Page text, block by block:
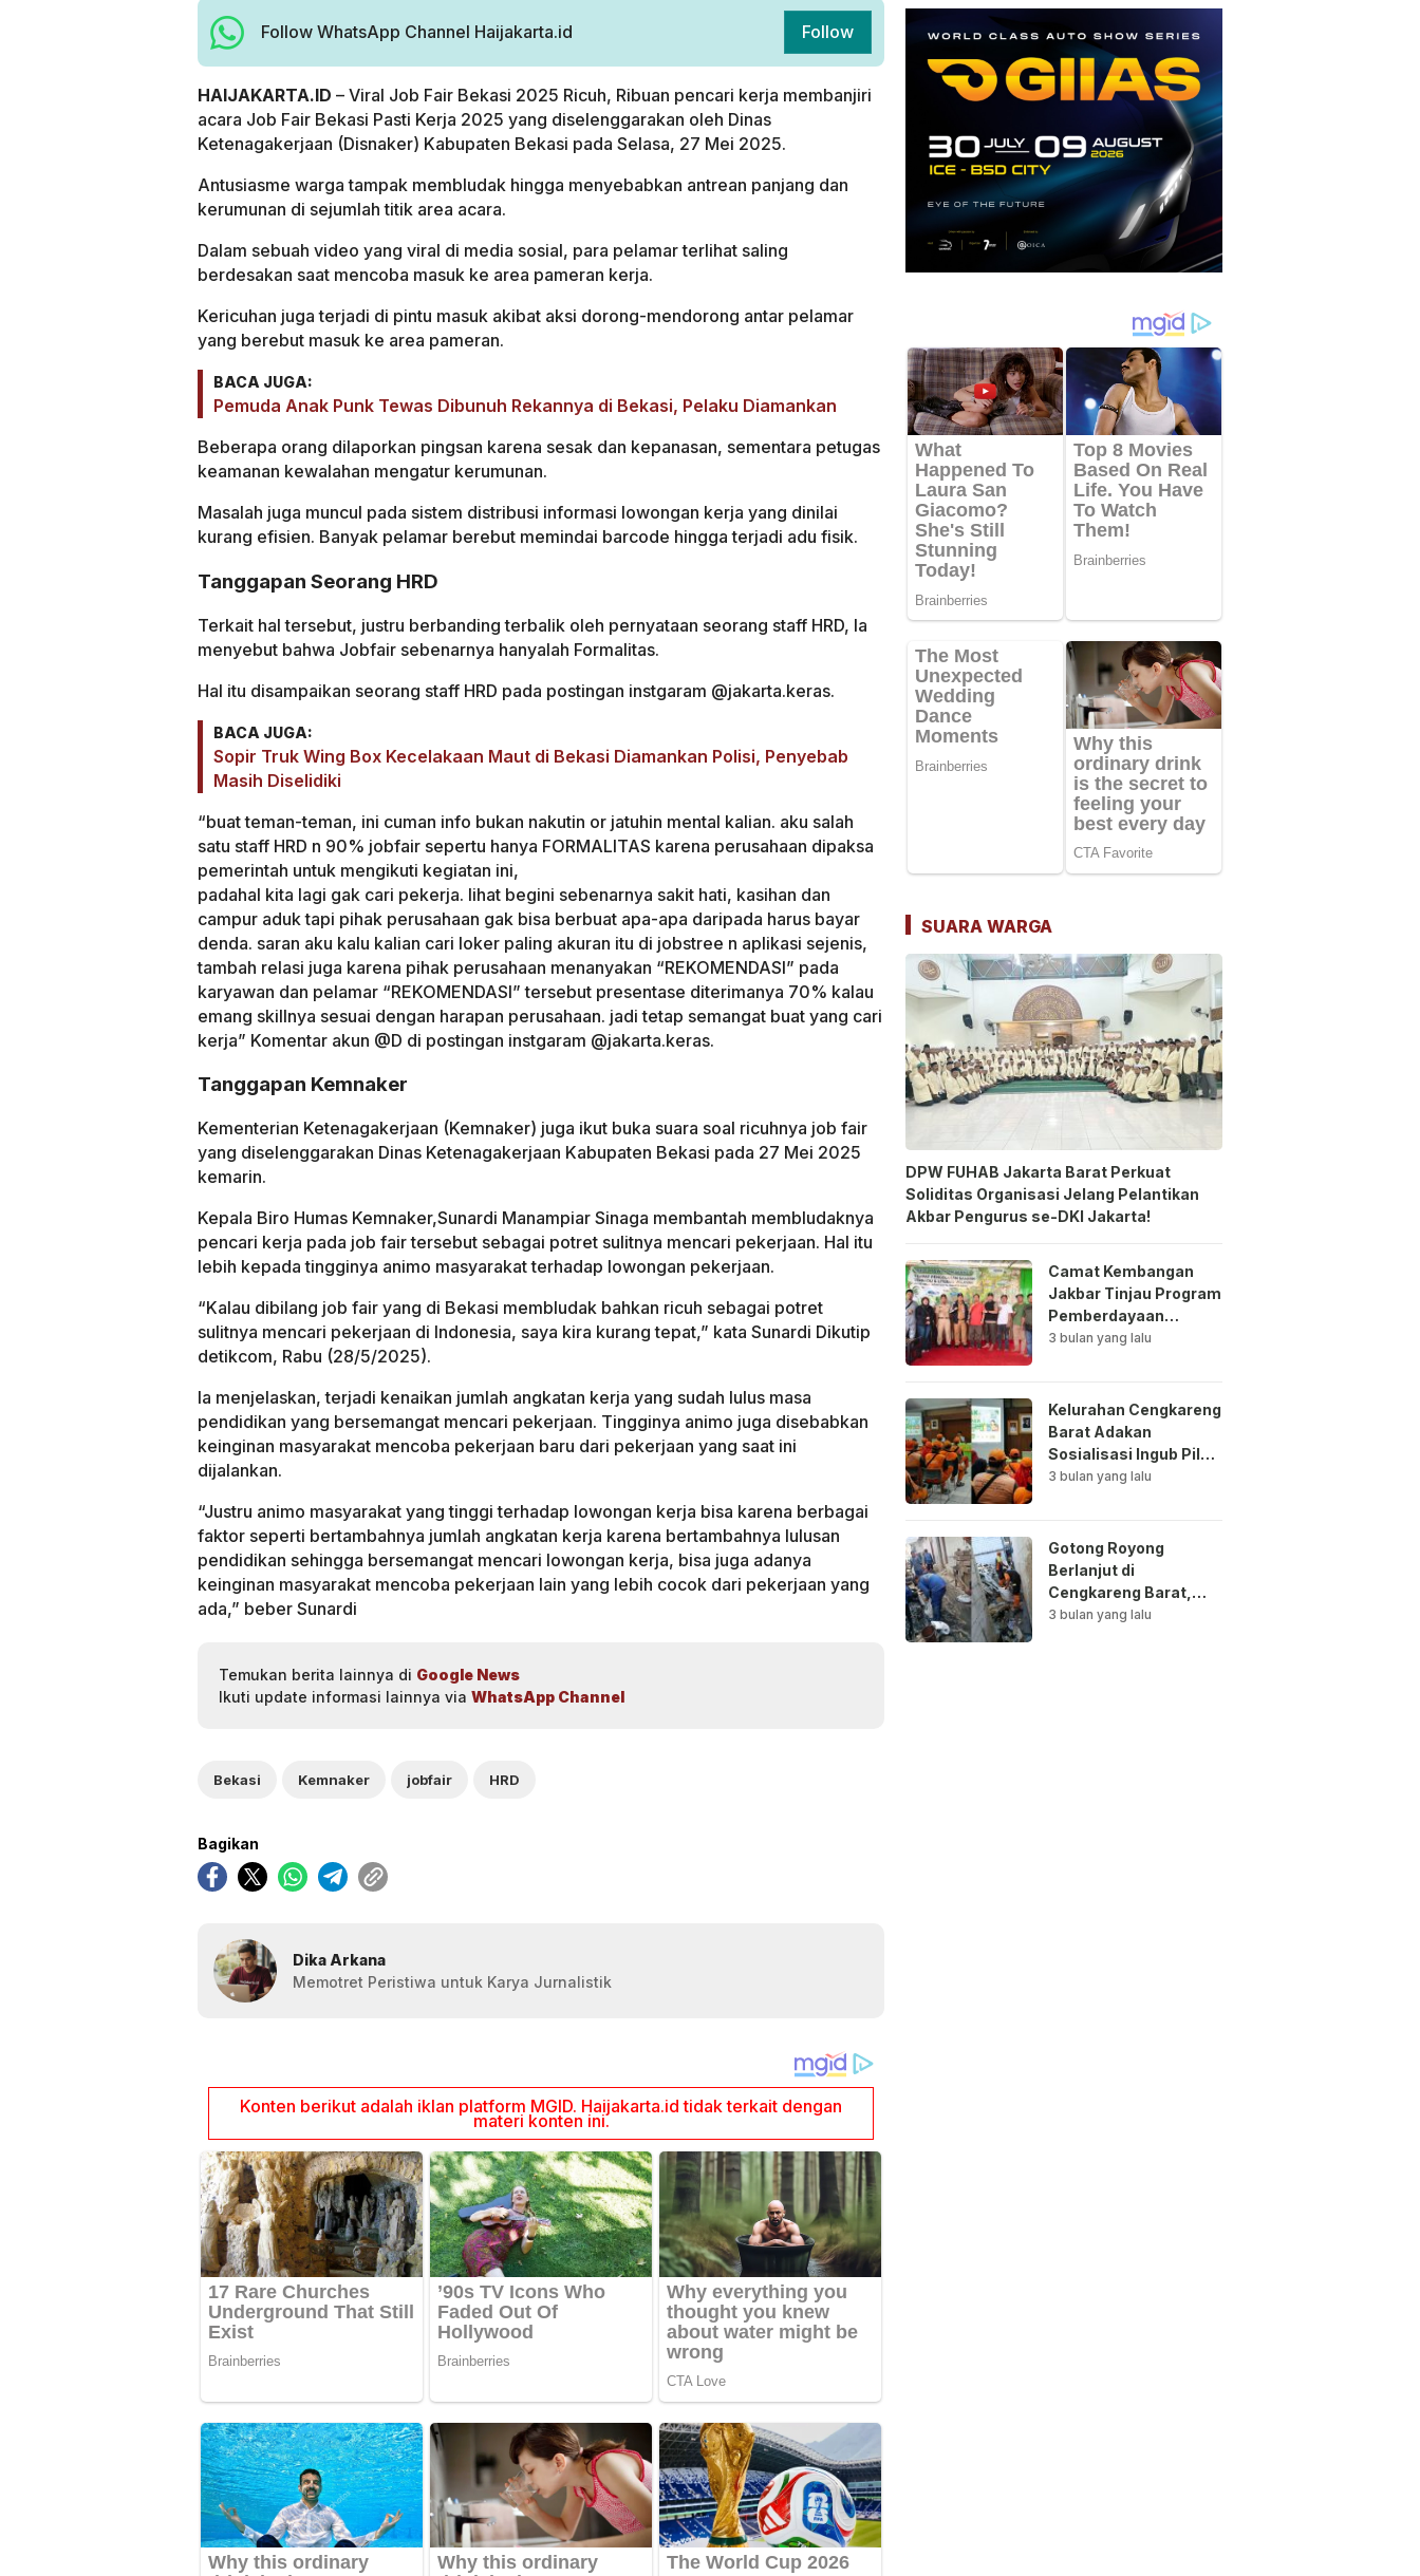
Follow WhatsApp Channel Haijakarta.id Follow
HAIJAKARTA.ID – Viral Job Fair Bekasi 2025 Ricuh, Ribuan pencari kerja membanjiri
acara Job Fair Bekasi Pasti Kerja 2025 yang diselenggarakan oleh Dinas
Ketenagakerjaan (Disnaker) Kabupaten Bekasi pada Selasa, 27 Mei 2025.
Antusiasme warga tampak membludak hingga menyebabkan antrean panjang dan
kerumunan di sejumlah titik area acara.
Dalam sebuah video yang viral di media sosial, para pelamar terlihat saling
berdesakan saat mencoba masuk ke area pameran kerja.
Kericuhan juga terjadi di pintu masuk akibat aksi dorong-mendorong antar pelamar
yang berebut masuk ke area pameran.
BACA JUGA:
Pemuda Anak Punk Tewas Dibunuh Rekannya di Bekasi, Pelaku Diamankan
Beberapa orang dilaporkan pingsan karena sesak dan kepanasan, sementara petugas
keamanan kewalahan mengatur kerumunan.
Masalah juga muncul pada sistem distribusi informasi lowongan kerja yang dinilai
kurang efisien. Banyak pelamar berebut memindai barcode hingga terjadi adu fisik.
Tanggapan Seorang HRD
Terkait hal tersebut, justru berbanding terbalik oleh pernyataan seorang staff HRD, Ia
menyebut bahwa Jobfair sebenarnya hanyalah Formalitas.
Hal itu disampaikan seorang staff HRD pada postingan instgaram @jakarta.keras.
BACA JUGA:
Sopir Truk Wing Box Kecelakaan Maut di Bekasi Diamankan Polisi, Penyebab
Masih Diselidiki
“buat teman-teman, ini cuman info bukan nakutin or jatuhin mental kalian. aku salah
satu staff HRD n 90% jobfair sepertu hanya FORMALITAS karena perusahaan dipaksa
pemerintah untuk mengikuti kegiatan ini,
padahal kita lagi gak cari pekerja. lihat begini sebenarnya sakit hati, kasihan dan
campur aduk tapi pihak perusahaan gak bisa berbuat apa-apa daripada harus bayar
denda. saran aku kalu kalian cari loker paling akuran itu di jobstree n aplikasi sejenis,
tambah relasi juga karena pihak perusahaan menanyakan “REKOMENDASI” pada
karyawan dan pelamar “REKOMENDASI” tersebut presentase diterimanya 70% kalau
emang skillnya sesuai dengan harapan perusahaan. jadi tetap semangat buat yang cari
kerja” Komentar akun @D di postingan instgaram @jakarta.keras.
Tanggapan Kemnaker
Kementerian Ketenagakerjaan (Kemnaker) juga ikut buka suara soal ricuhnya job fair
yang diselenggarakan Dinas Ketenagakerjaan Kabupaten Bekasi pada 27 Mei 2025
kemarin.
Kepala Biro Humas Kemnaker,Sunardi Manampiar Sinaga membantah membludaknya
pencari kerja pada job fair tersebut sebagai potret sulitnya mencari pekerjaan. Hal itu
lebih kepada tingginya animo masyarakat terhadap lowongan pekerjaan.
“Kalau dibilang job fair yang di Bekasi membludak bahkan ricuh sebagai potret
sulitnya mencari pekerjaan di Indonesia, saya kira kurang tepat,” kata Sunardi Dikutip
detikcom, Rabu (28/5/2025).
Ia menjelaskan, terjadi kenaikan jumlah angkatan kerja yang sudah lulus masa
pendidikan yang bersemangat mencari pekerjaan. Tingginya animo juga disebabkan
keinginan masyarakat mencoba pekerjaan baru dari pekerjaan yang saat ini
dijalankan.
“Justru animo masyarakat yang tinggi terhadap lowongan kerja bisa karena berbagai
faktor seperti bertambahnya jumlah angkatan kerja karena bertambahnya lulusan
pendidikan sehingga bersemangat mencari lowongan kerja, bisa juga adanya
keinginan masyarakat mencoba pekerjaan lain yang lebih cocok dari pekerjaan yang
ada,” beber Sunardi
Temukan berita lainnya di Google News
Ikuti update informasi lainnya via WhatsApp Channel
Bekasi Kemnaker jobfair HRD
Bagikan
Dika Arkana
Memotret Peristiwa untuk Karya Jurnalistik
SUARA WARGA
DPW FUHAB Jakarta Barat Perkuat
Soliditas Organisasi Jelang Pelantikan
Akbar Pengurus se-DKI Jakarta!
Camat Kembangan
Jakbar Tinjau Program
Pemberdayaan
Lingkungan di Bale
3 bulan yang lalu
Kelurahan Cengkareng
Barat Adakan
Sosialisasi Ingub Pilah
Sampah Kepada PPSU
3 bulan yang lalu
Gotong Royong
Berlanjut di
Cengkareng Barat,
Saluran Air
3 bulan yang lalu